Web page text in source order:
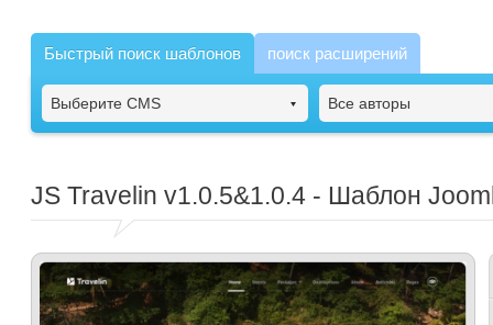
Быстрый поиск шаблонов поиск расширений
Выберите CMS Все авторы
JS Travelin v1.0.5&1.0.4 - Шаблон